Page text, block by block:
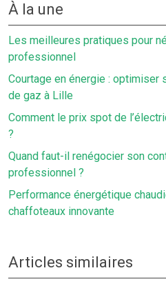
À la une
Les meilleures pratiques pour
professionnel
Courtage en énergie : optimiser
de gaz à Lille
Comment le prix spot de
?
Quand faut-il renégocier son
professionnel ?
Performance énergétique
chaffoteaux innovante
Articles similaires